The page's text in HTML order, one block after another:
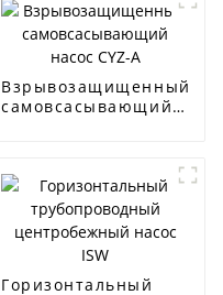
Взрывозащищенный
самовсасывающий
Горизонтальный